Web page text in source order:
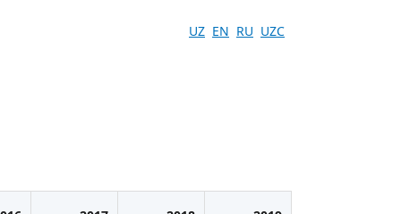
UZ EN RU UZC